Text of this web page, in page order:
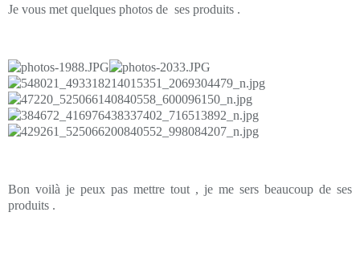
Je vous met quelques photos de ses produits .
Bon voilà je peux pas mettre tout , je me sers beaucoup de ses
produits .